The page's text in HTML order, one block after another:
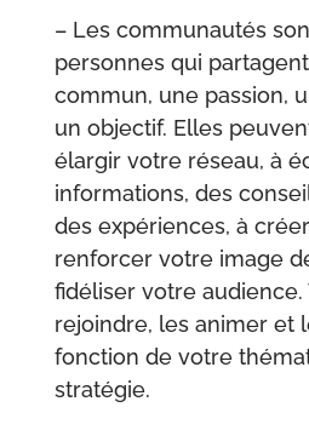
– Les communautés
personnes qui
commun, une passion,
un objectif. Elles
élargir votre réseau, à
informations, des
des expériences, à
renforcer votre image
fidéliser votre audience.
rejoindre, les animer et
fonction de votre
stratégie.